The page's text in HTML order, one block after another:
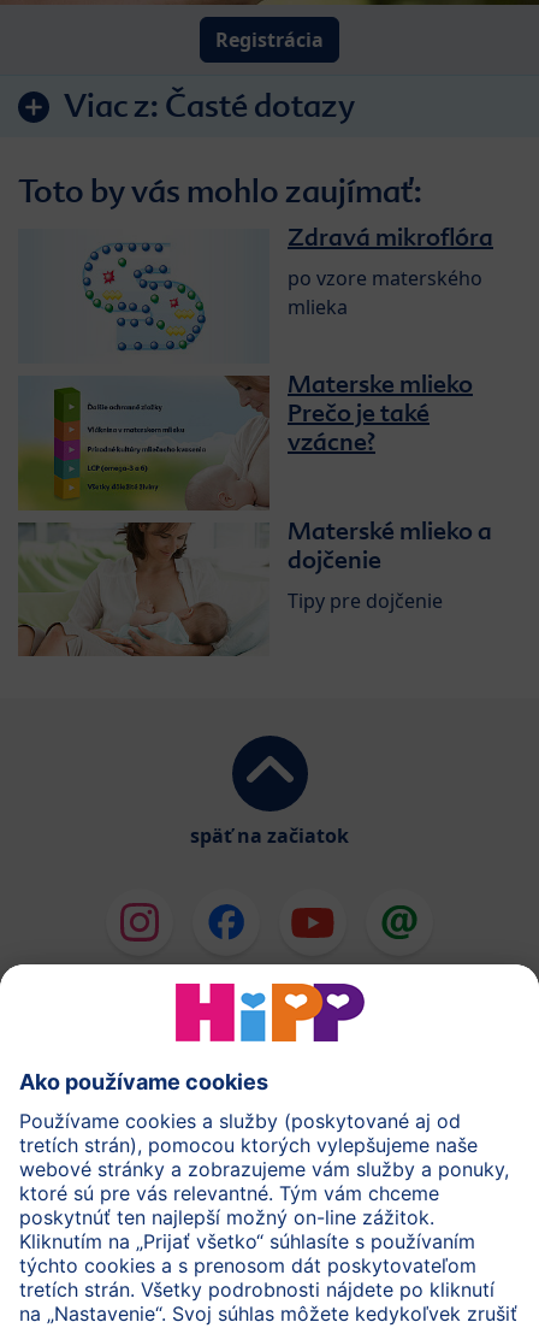
Registrácia
Viac z: Časté dotazy
Toto by vás mohlo zaujímať:
Zdravá mikroflóra
po vzore materského
mlieka
Materske mlieko
Prečo je také
vzácne?
Materské mlieko a
dojčenie
Tipy pre dojčenie
späť na začiatok
HiPP Mlieka
HiPP Príkrmy
HiPP Tehotenstvo
Ochrana osobných údajov
Cookies a pravidlá používania webovej stránky
Imprint
O spoločnosti HiPP Kontakt